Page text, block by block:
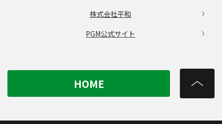
株式会社平和
PGM公式サイト
HOME